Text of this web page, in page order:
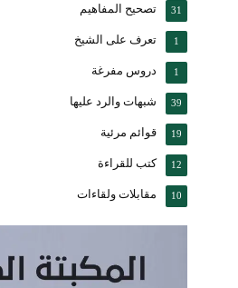
تصحيح المفاهيم 31
تعرف على الشيخ 1
دروس مفرغة 1
شبهات والرد عليها 39
قوائم مرئية 19
كتب للقراءة 12
مقابلات ولقاءات 10